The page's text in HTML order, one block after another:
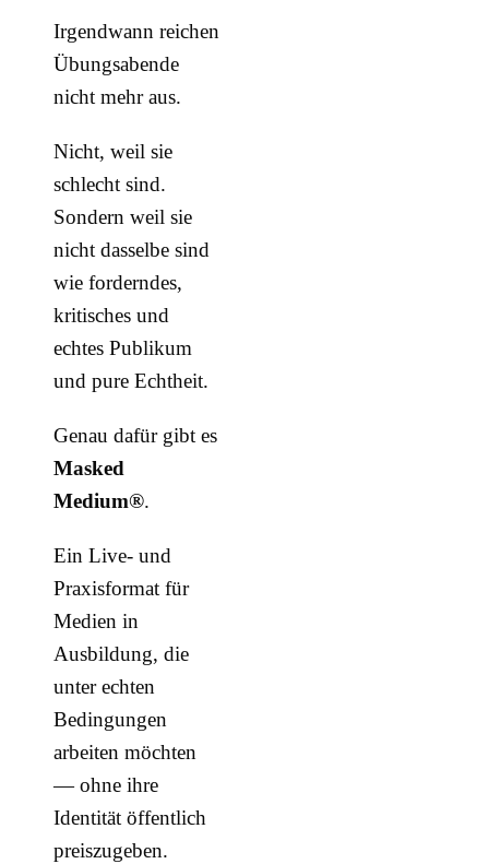
Irgendwann reichen
Übungsabende
nicht mehr aus.
Nicht, weil sie
schlecht sind.
Sondern weil sie
nicht dasselbe sind
wie forderndes,
kritisches und
echtes Publikum
und pure Echtheit.
Genau dafür gibt es
Masked
Medium®.
Ein Live- und
Praxisformat für
Medien in
Ausbildung, die
unter echten
Bedingungen
arbeiten möchten
— ohne ihre
Identität öffentlich
preiszugeben.